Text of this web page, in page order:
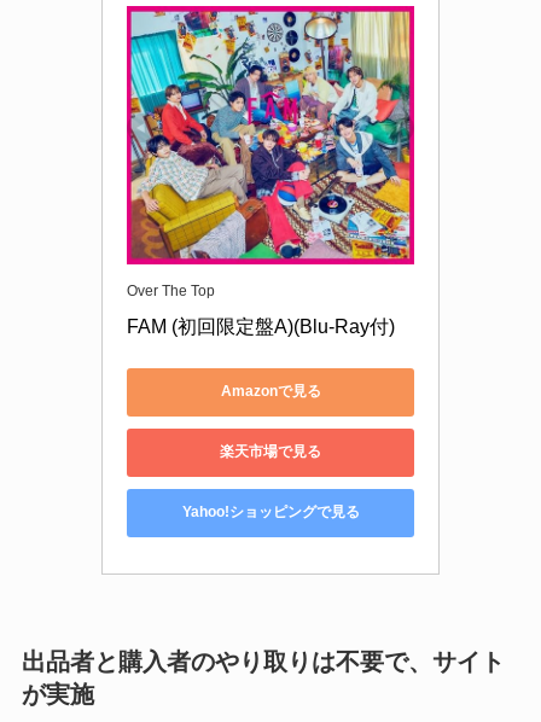
Over The Top
FAM (初回限定盤A)(Blu-Ray付)
Amazonで見る
楽天市場で見る
Yahoo!ショッピングで見る
出品者と購入者のやり取りは不要で、サイト
が実施